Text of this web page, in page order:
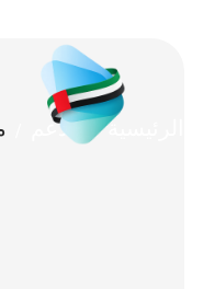
الرئيسية / الدعم